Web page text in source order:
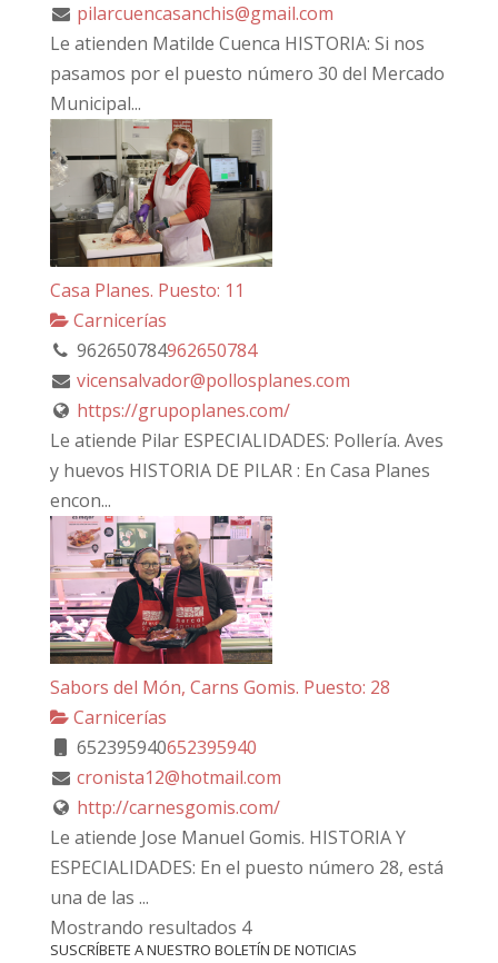
pilarcuencasanchis@gmail.com
Le atienden Matilde Cuenca HISTORIA: Si nos
pasamos por el puesto número 30 del Mercado
Municipal...
Casa Planes. Puesto: 11
Carnicerías
962650784962650784
vicensalvador@pollosplanes.com
https://grupoplanes.com/
Le atiende Pilar ESPECIALIDADES: Pollería. Aves
y huevos HISTORIA DE PILAR : En Casa Planes
encon...
Sabors del Món, Carns Gomis. Puesto: 28
Carnicerías
652395940652395940
cronista12@hotmail.com
http://carnesgomis.com/
Le atiende Jose Manuel Gomis. HISTORIA Y
ESPECIALIDADES: En el puesto número 28, está
una de las ...
Mostrando resultados 4
SUSCRÍBETE A NUESTRO BOLETÍN DE NOTICIAS